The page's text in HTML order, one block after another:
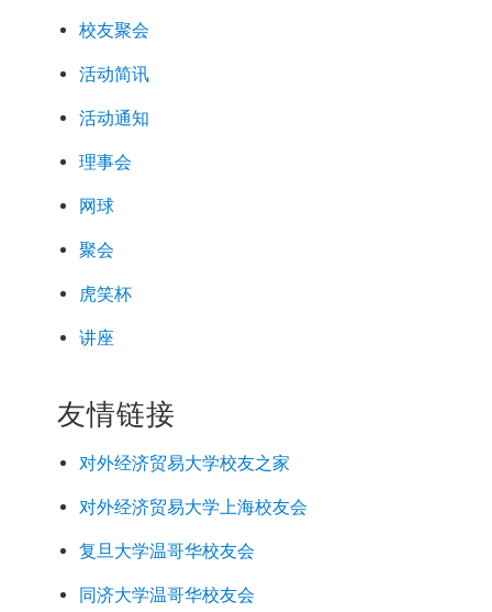
校友聚会
活动简讯
活动通知
理事会
网球
聚会
虎笑杯
讲座
友情链接
对外经济贸易大学校友之家
对外经济贸易大学上海校友会
复旦大学温哥华校友会
同济大学温哥华校友会